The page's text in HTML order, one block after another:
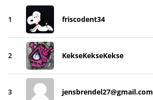
1 friscodent34
2 KekseKekseKekse
3 jensbrendel27@gmail.com